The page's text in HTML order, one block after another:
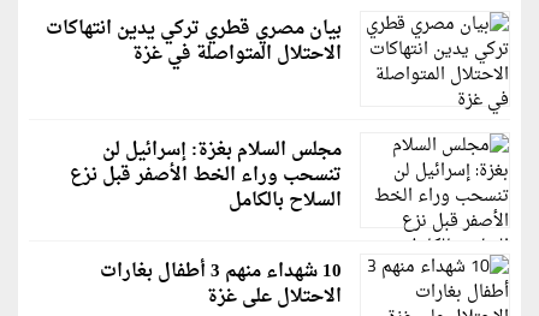
بيان مصري قطري تركي يدين انتهاكات
الاحتلال المتواصلة في غزة
مجلس السلام بغزة: إسرائيل لن
تنسحب وراء الخط الأصفر قبل نزع
السلاح بالكامل
10 شهداء منهم 3 أطفال بغارات
الاحتلال على غزة